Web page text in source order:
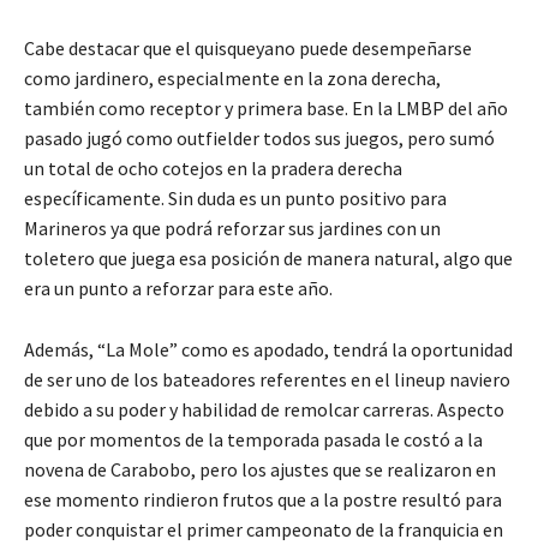
Cabe destacar que el quisqueyano puede desempeñarse
como jardinero, especialmente en la zona derecha,
también como receptor y primera base. En la LMBP del año
pasado jugó como outfielder todos sus juegos, pero sumó
un total de ocho cotejos en la pradera derecha
específicamente. Sin duda es un punto positivo para
Marineros ya que podrá reforzar sus jardines con un
toletero que juega esa posición de manera natural, algo que
era un punto a reforzar para este año.
Además, “La Mole” como es apodado, tendrá la oportunidad
de ser uno de los bateadores referentes en el lineup naviero
debido a su poder y habilidad de remolcar carreras. Aspecto
que por momentos de la temporada pasada le costó a la
novena de Carabobo, pero los ajustes que se realizaron en
ese momento rindieron frutos que a la postre resultó para
poder conquistar el primer campeonato de la franquicia en